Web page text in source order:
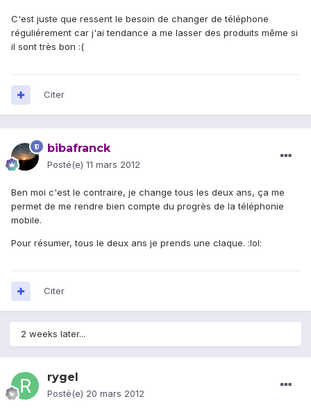
C'est juste que ressent le besoin de changer de téléphone
réguliérement car j'ai tendance a me lasser des produits même si
il sont très bon :(
Citer
bibafranck
Posté(e) 11 mars 2012
Ben moi c'est le contraire, je change tous les deux ans, ça me
permet de me rendre bien compte du progrès de la téléphonie
mobile.
Pour résumer, tous le deux ans je prends une claque. :lol:
Citer
2 weeks later...
rygel
Posté(e) 20 mars 2012